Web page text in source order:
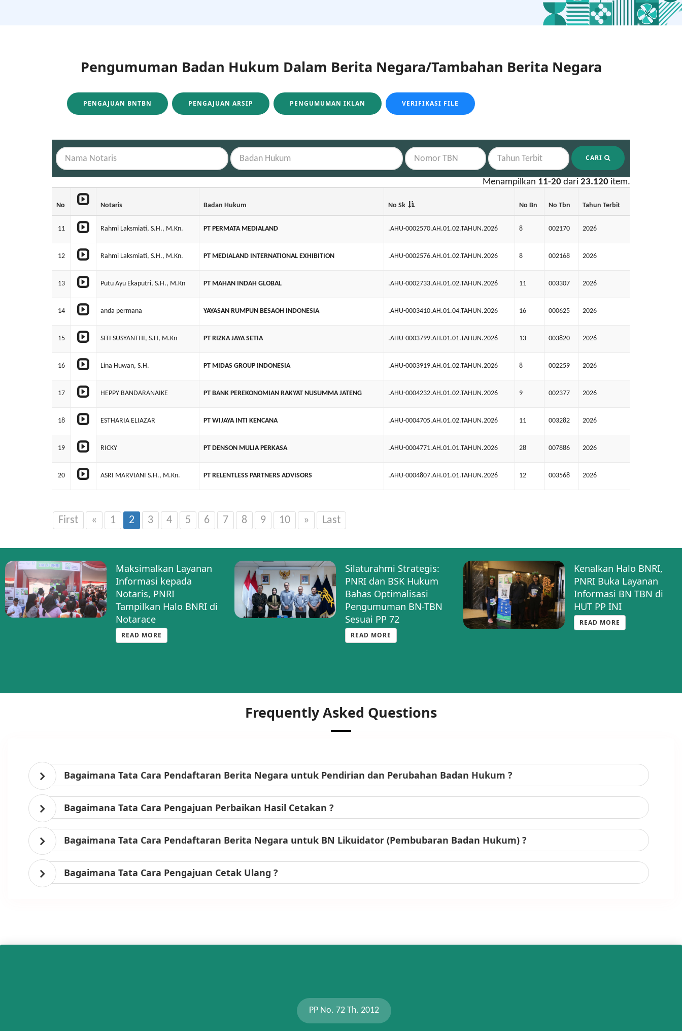
Pengumuman Badan Hukum Dalam Berita Negara/Tambahan Berita Negara
PENGAJUAN BNTBN PENGAJUAN ARSIP PENGUMUMAN IKLAN VERIFIKASI FILE
CARI
Menampilkan 11-20 dari 23.120 item.
No Notaris Badan Hukum No Sk No Bn No Tbn Tahun Terbit
11 Rahmi Laksmiati, S.H., M.Kn. PT PERMATA MEDIALAND .AHU-0002570.AH.01.02.TAHUN.2026 8 002170 2026
12 Rahmi Laksmiati, S.H., M.Kn. PT MEDIALAND INTERNATIONAL EXHIBITION .AHU-0002576.AH.01.02.TAHUN.2026 8 002168 2026
13 Putu Ayu Ekaputri, S.H., M.Kn PT MAHAN INDAH GLOBAL .AHU-0002733.AH.01.02.TAHUN.2026 11 003307 2026
14 anda permana YAYASAN RUMPUN BESAOH INDONESIA .AHU-0003410.AH.01.04.TAHUN.2026 16 000625 2026
15 SITI SUSYANTHI, S.H, M.Kn PT RIZKA JAYA SETIA .AHU-0003799.AH.01.01.TAHUN.2026 13 003820 2026
16 Lina Huwan, S.H. PT MIDAS GROUP INDONESIA .AHU-0003919.AH.01.02.TAHUN.2026 8 002259 2026
17 HEPPY BANDARANAIKE PT BANK PEREKONOMIAN RAKYAT NUSUMMA JATENG .AHU-0004232.AH.01.02.TAHUN.2026 9 002377 2026
18 ESTHARIA ELIAZAR PT WIJAYA INTI KENCANA .AHU-0004705.AH.01.02.TAHUN.2026 11 003282 2026
19 RICKY PT DENSON MULIA PERKASA .AHU-0004771.AH.01.01.TAHUN.2026 28 007886 2026
20 ASRI MARVIANI S.H., M.Kn. PT RELENTLESS PARTNERS ADVISORS .AHU-0004807.AH.01.01.TAHUN.2026 12 003568 2026
First « 1 2 3 4 5 6 7 8 9 10 » Last
Silaturahmi Strategis:
PNRI dan BSK Hukum
Bahas Optimalisasi
Pengumuman BN-TBN
Sesuai PP 72
READ MORE
Kenalkan Halo BNRI,
PNRI Buka Layanan
Informasi BN TBN di
HUT PP INI
READ MORE
PNRI Sosialisasikan
Halo BNRI, Layanan
Informasi Cepat dan
Akurat Lewat
WhatsApp
Frequently Asked Questions
Bagaimana Tata Cara Pendaftaran Berita Negara untuk Pendirian dan Perubahan Badan Hukum ?
Bagaimana Tata Cara Pengajuan Perbaikan Hasil Cetakan ?
Bagaimana Tata Cara Pendaftaran Berita Negara untuk BN Likuidator (Pembubaran Badan Hukum) ?
Bagaimana Tata Cara Pengajuan Cetak Ulang ?
PP No. 72 Th. 2012